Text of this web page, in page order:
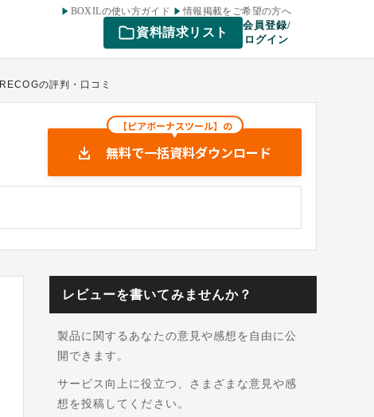
BOXILの使い方ガイド 情報掲載をご希望の方へ
資料請求リスト
会員登録/
ログイン
RECOGの評判・口コミ
【ピアボーナスツール】の
無料で一括資料ダウンロード
レビューを書いてみませんか？
製品に関するあなたの意見や感想を自由に公
開できます。
サービス向上に役立つ、さまざまな意見や感
想を投稿してください。